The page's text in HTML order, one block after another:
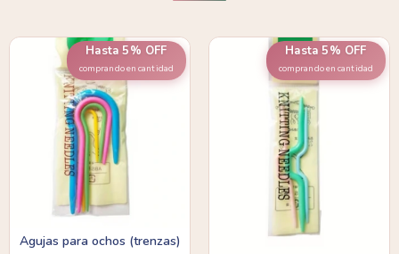
Hasta 5% OFF
comprando en cantidad
Agujas para ochos (trenzas)
Hasta 5% OFF
comprando en cantidad